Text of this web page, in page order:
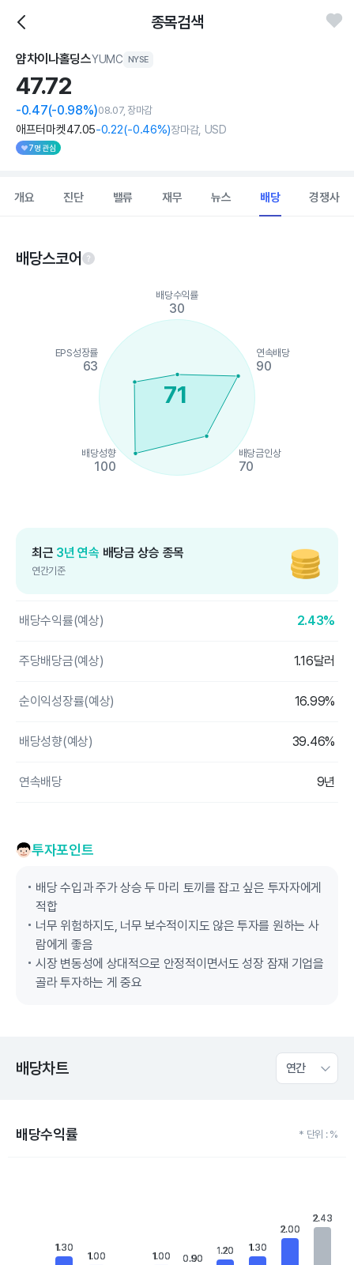
종목검색
얌차이나홀딩스YUMC NYSE
47.72
-0.47(-0.98%)08.07, 장마감
애프터마켓47.05-0.22(-0.46%)장마감, USD
7명 관심
개요 진단 밸류 재무 뉴스 배당 경쟁사
배당스코어
The chart has 1 X axis displaying categories.
The chart has 1 Y axis displaying values. Data ranges from 30
71
배당수익률
30
연속배당
90
배당금인상
70
배당성향
100
EPS성장률
63
최근 3년 연속 배당금 상승 종목
연간기준
배당수익률(예상) 2.43%
주당배당금(예상) 1.16달러
순이익성장률(예상) 16.99%
배당성향(예상) 39.46%
연속배당 9년
투자포인트
배당 수입과 주가 상승 두 마리 토끼를 잡고 싶은 투자자에게
적합
너무 위험하지도, 너무 보수적이지도 않은 투자를 원하는 사
람에게 좋음
시장 변동성에 상대적으로 안정적이면서도 성장 잠재 기업을
골라 투자하는 게 중요
배당차트 연간
배당수익률 * 단위 : %
The chart has 1 Y axis displaying values. Data ranges from 0.2
1.30
1.30
1.00
1.00
1.00
1.00 0.90
0.90
1.20
1.20 1.30
1.30
2.00
2.00
2.43
2.43